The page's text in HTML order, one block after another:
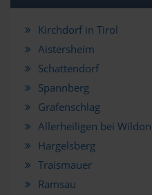
Kirchdorf in Tirol
Aistersheim
Schattendorf
Spannberg
Grafenschlag
Allerheiligen bei Wildon
Hargelsberg
Traismauer
Ramsau